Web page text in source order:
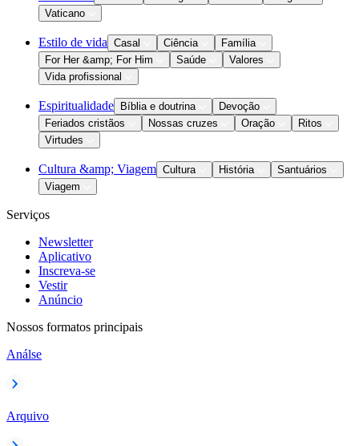
Vaticano
Estilo de vida Casal Ciência
Família
For Her &amp; For Him
Saúde
Valores
Vida profissional
Espiritualidade Bíblia e doutrina
Devoção
Feriados cristãos
Nossas cruzes Oração
Ritos
Virtudes
Cultura &amp; Viagem Cultura História
Santuários
Viagem
Serviços
Newsletter
Aplicativo
Inscreva-se
Vestir
Anúncio
Nossos formatos principais
Análse
Arquivo